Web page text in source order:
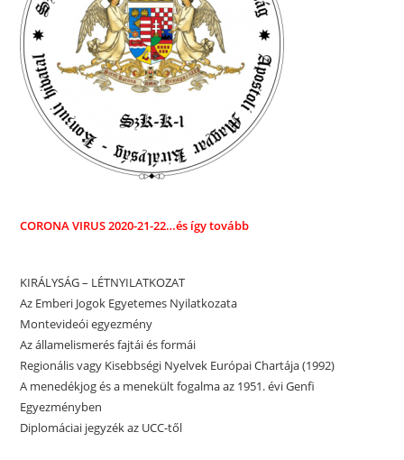
CORONA VIRUS2020-21-22…és így tovább
KIRÁLYSÁG – LÉTNYILATKOZAT
Az Emberi Jogok Egyetemes Nyilatkozata
Montevideói egyezmény
Az államelismerés fajtái és formái
Regionális vagy Kisebbségi Nyelvek Európai Chartája (1992)
A menedékjog és a menekült fogalma az 1951. évi Genfi
Egyezményben
Diplomáciai jegyzék az UCC-től